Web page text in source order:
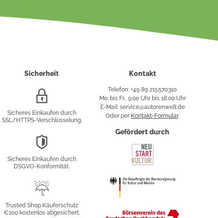
Sicherheit
Verschlüsselung
Sicheres Einkaufen durch
SSL/HTTPS-Verschlüsselung.
Sicheres Einkaufen durch
DSGVO-Konformität.
Käuferschutz
Trusted Shop Käuferschutz
€100 kostenlos abgesichert.
Kontakt
Telefon: +49 89 215570310
Mo. bis Fr., 9:00 Uhr bis 18:00 Uhr
E-Mail: service@autorenwelt.de
Oder per Kontakt-Formular.
Gefördert durch